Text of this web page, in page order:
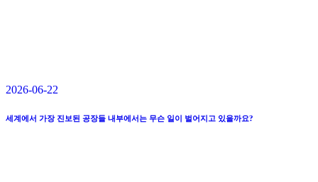
2026-06-22
세계에서 가장 진보된 공장들 내부에서는 무슨 일이 벌어지고 있을까요?